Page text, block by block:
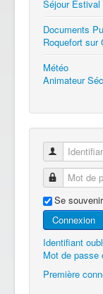
Séjour Estival
Documents
Roquefort sur
Météo
Animateur
Identifiant
Mot de
Se
Connexion
Identifiant
Mot de passe
Première